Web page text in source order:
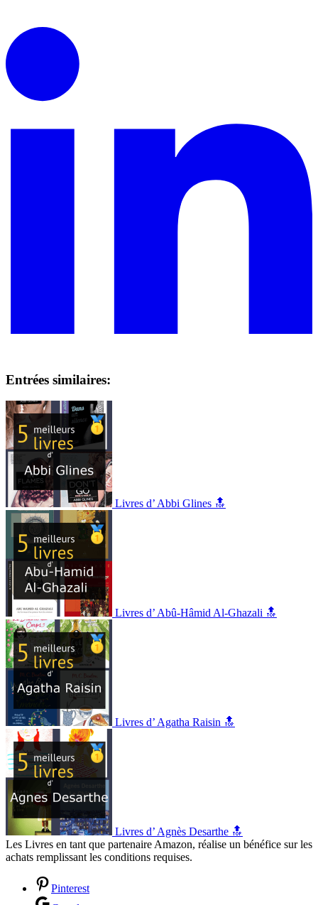
Entrées similaires:
Livres d’ Abbi Glines 🔝
Livres d’ Abû-Hâmid Al-Ghazali 🔝
Livres d’ Agatha Raisin 🔝
Livres d’ Agnès Desarthe 🔝
Les Livres en tant que partenaire Amazon, réalise un bénéfice sur les
achats remplissant les conditions requises.
Pinterest